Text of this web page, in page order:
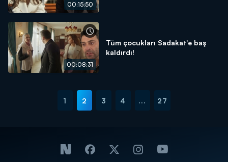
00:15:50
00:08:31
Tüm çocukları Sadakat'e baş
kaldırdı!
1 2 3 4 ... 27